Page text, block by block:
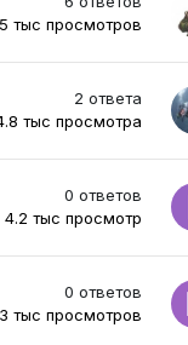
тыс просмотров
2 ответа
тыс просмотра
0 ответов
4.2 тыс просмотр
0 ответов
тыс просмотров